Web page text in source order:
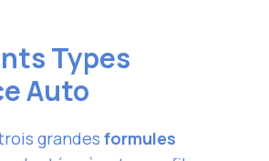
Types
Auto
grandes formules